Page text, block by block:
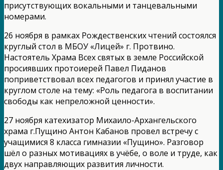
присутствующих вокальными и танцевальными
номерами.
26 ноября в рамках Рождественских чтений состоялся
круглый стол в МБОУ «Лицей» г. Протвино.
Настоятель Храма Всех святых в земле Российской
просиявших протоиерей Павел Пиданов
поприветствовал всех педагогов и принял участие в
круглом столе на тему: «Роль педагога в воспитании
свободы как непреложной ценности».
27 ноября катехизатор Михаило-Архангельского
храма г.Пущино Антон Кабанов провел встречу с
учащимися 8 класса гимназии «Пущино». Разговор
шёл о разных мотивациях в учёбе, о воле и труде, как
двух направляющих развития личности.